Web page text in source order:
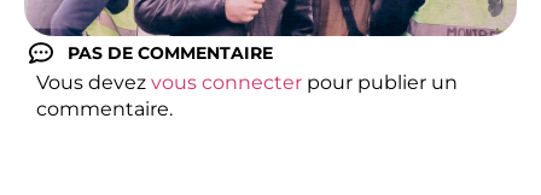
PAS DE COMMENTAIRE
Vous devez vous connecter pour publier un
commentaire.